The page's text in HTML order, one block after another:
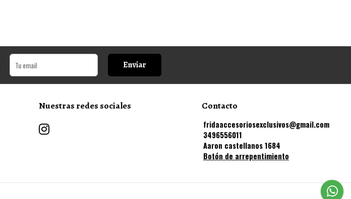
Enviar
Nuestras redes sociales Contacto
fridaaccesoriosexclusivos@gmail.com
3496556011
Aaron castellanos 1684
Botón de arrepentimiento